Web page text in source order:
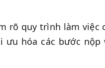
rõ quy trình làm việc
ưu hóa các bước